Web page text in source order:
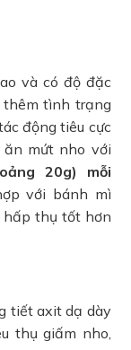
và có độ đặc
thêm tình trạng
động tiêu cực
ăn mứt nho với
20g) mỗi
với bánh mì
hấp thụ tốt hơn
tiết axit dạ dày
thụ giấm nho,